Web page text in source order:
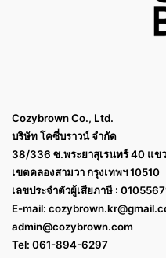
Cozybrown Co., Ltd.
บริษัท โคซี่บราวน์ จำกัด
38/336 ซ.พระยาสุเรนทร์ 40 แข
เขตคลองสามวา กรุงเทพฯ 10510
เลขประจำตัวผู้เสียภาษี :
E-mail:
admin@cozybrown.com
Tel: 061-894-6297